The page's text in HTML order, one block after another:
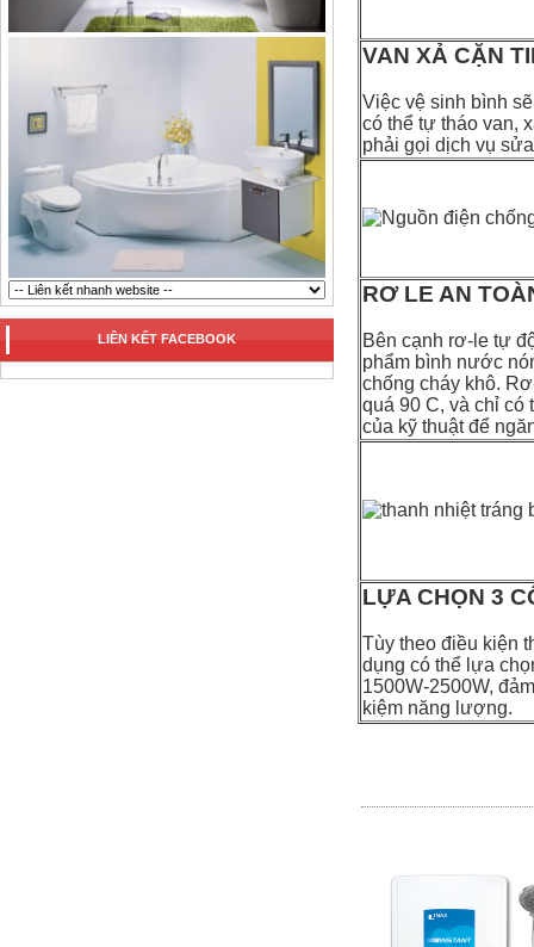
LIÊN KẾT FACEBOOK
VAN XẢ CẶN
Việc vệ sinh bình
có thể tự tháo van,
phải gọi dịch vụ
RƠ LE AN
Bên cạnh rơ-le tự
phẩm bình nước
chống cháy khô.
quá 90 C, và chỉ có
của kỹ thuật để
LỰA CHỌN 3
Tùy theo điều kiện
dụng có thể lựa
1500W-2500W,
kiệm năng lượng.